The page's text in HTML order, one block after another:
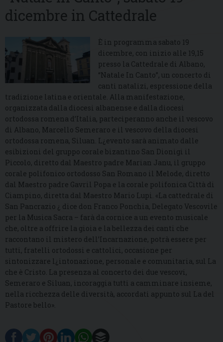
dicembre in Cattedrale
È in programma sabato 19
dicembre, con inizio alle 19,15
presso la Cattedrale di Albano,
“Natale In Canto”, un concerto di
canti natalizi, espressione della
tradizione latina e orientale. Alla manifestazione,
organizzata dalla diocesi albanense e dalla diocesi
ortodossa romena d’Italia, parteciperanno anche il vescovo
di Albano, Marcello Semeraro e il vescovo della diocesi
ortodossa romena, Siluan. L¿evento sarà animato dalle
esibizioni del gruppo corale bizantino San Dionigi il
Piccolo, diretto dal Maestro padre Marian Janu, il gruppo
corale polifonico ortodosso San Romano il Melode, diretto
dal Maestro padre Gavril Popa e la corale polifonica Città di
Ciampino, diretta dal Maestro Mario Lupi. «La cattedrale di
San Pancrazio ¿ dice don Franco Ponchia, Delegato Vescovile
per la Musica Sacra – farà da cornice a un evento musicale
che, oltre a offrire la gioia e la bellezza dei canti che
raccontano il mistero dell’Incarnazione, potrà essere per
tutti, fratelli ortodossi e cattolici, occasione per
sintonizzare l¿intonazione, personale e comunitaria, sul La
che è Cristo. La presenza al concerto dei due vescovi,
Semeraro e Siluan, incoraggia tutti a camminare insieme,
nella ricchezza delle diversità, accordati appunto sul La del
Pastore bello».